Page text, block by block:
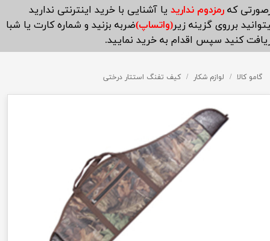
که رمزدوم ندارید یا آشنایی با خرید اینترنتی ندارید
برروی گزینه زیر(واتساپ)ضربه بزنید و شماره کارت یا شبا
کنید سپس اقدام به خرید نمایید.
گامو کالا لوازم شکار کیف تفنگ استتار درختی